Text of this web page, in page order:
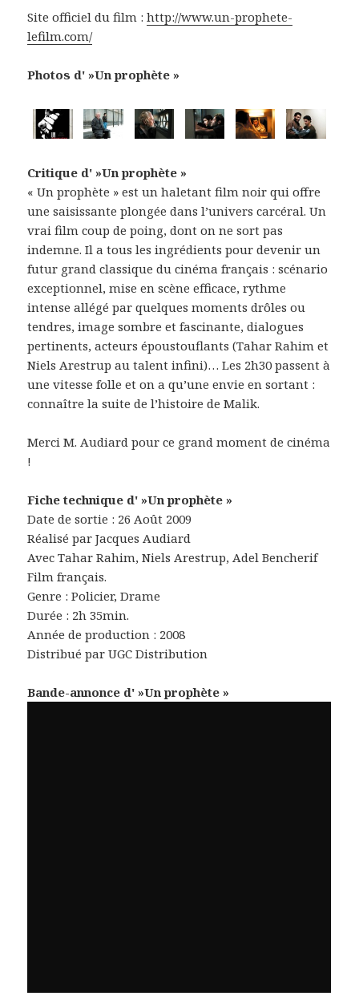
Site officiel du film :http://www.un-prophete-
lefilm.com/
Photos d' »Un prophète »
Critique d' »Un prophète »
« Un prophète » est un haletant film noir qui offre
une saisissante plongée dans l’univers carcéral. Un
vrai film coup de poing, dont on ne sort pas
indemne. Il a tous les ingrédients pour devenir un
futur grand classique du cinéma français : scénario
exceptionnel, mise en scène efficace, rythme
intense allégé par quelques moments drôles ou
tendres, image sombre et fascinante, dialogues
pertinents, acteurs époustouflants (Tahar Rahim et
Niels Arestrup au talent infini)… Les 2h30 passent à
une vitesse folle et on a qu’une envie en sortant :
connaître la suite de l’histoire de Malik.
Merci M. Audiard pour ce grand moment de cinéma
!
Fiche technique d' »Un prophète »
Date de sortie : 26 Août 2009
Réalisé par Jacques Audiard
Avec Tahar Rahim, Niels Arestrup, Adel Bencherif
Film français.
Genre : Policier, Drame
Durée : 2h 35min.
Année de production : 2008
Distribué par UGC Distribution
Bande-annonce d' »Un prophète »